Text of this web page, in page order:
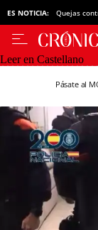
ES NOTICIA: Quejas
Leer en Castellano
Pásate al